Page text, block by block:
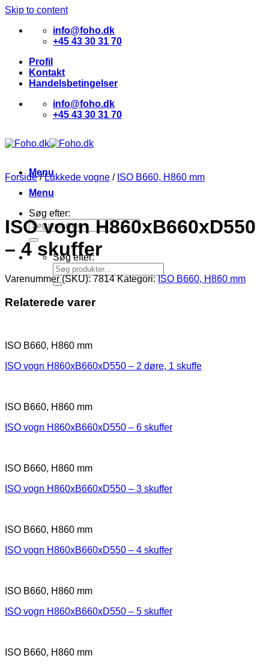
Skip to content
info@foho.dk
+45 43 30 31 70
Profil
Kontakt
Handelsbetingelser
info@foho.dk
+45 43 30 31 70
Menu
Menu
Søg efter:
Søg efter:
Forside / Lukkede vogne / ISO B660, H860 mm
ISO vogn H860xB660xD550
– 4 skuffer
Varenummer (SKU):7814 Kategori:ISO B660, H860 mm
Relaterede varer
ISO B660, H860 mm
ISO vogn H860xB660xD550 – 2 døre, 1 skuffe
ISO B660, H860 mm
ISO vogn H860xB660xD550 – 6 skuffer
ISO B660, H860 mm
ISO vogn H860xB660xD550 – 3 skuffer
ISO B660, H860 mm
ISO vogn H860xB660xD550 – 4 skuffer
ISO B660, H860 mm
ISO vogn H860xB660xD550 – 5 skuffer
ISO B660, H860 mm